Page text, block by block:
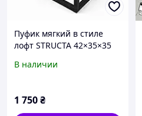
Пуфик мягкий в стиле
лофт STRUCTA 42×35×35
черный металлический
В наличии
1 750₴